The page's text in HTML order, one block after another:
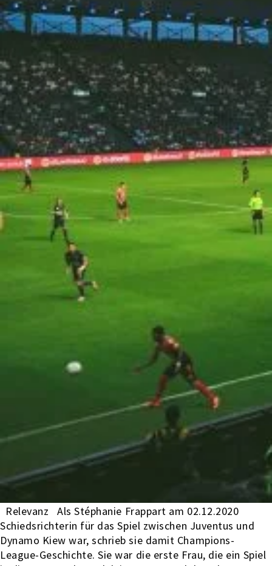
Relevanz Als Stéphanie Frappart am 02.12.2020
Schiedsrichterin für das Spiel zwischen Juventus und
Dynamo Kiew war, schrieb sie damit Champions-
League-Geschichte. Sie war die erste Frau, die ein Spiel